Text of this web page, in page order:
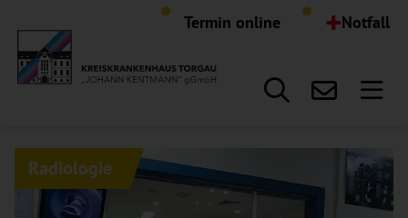
Hauptregion der Seite
Termin online +Notfall
Radiologie